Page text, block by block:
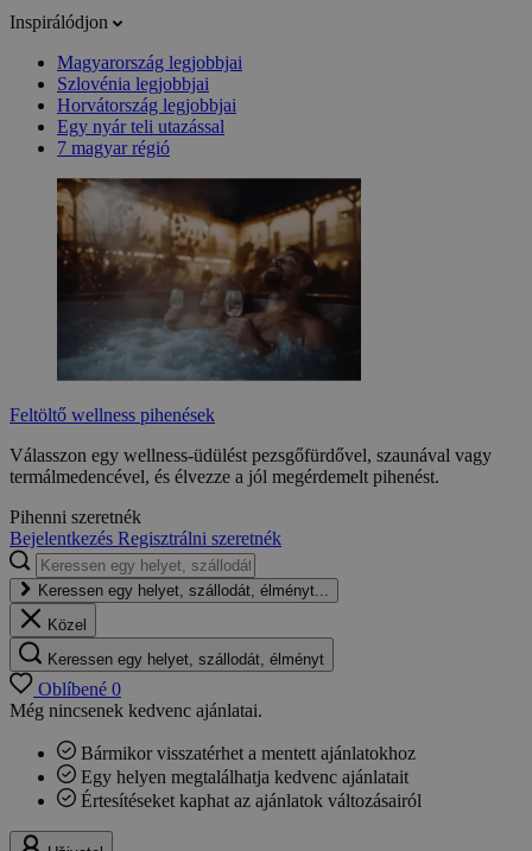
Inspirálódjon
Magyarország legjobbjai
Szlovénia legjobbjai
Horvátország legjobbjai
Egy nyár teli utazással
7 magyar régió
Feltöltő wellness pihenések
Válasszon egy wellness-üdülést pezsgőfürdővel, szaunával vagy
termálmedencével, és élvezze a jól megérdemelt pihenést.
Pihenni szeretnék
Bejelentkezés Regisztrálni szeretnék
Keressen egy helyet, szállodát, élményt...
Közel
Keressen egy helyet, szállodát, élményt
Oblíbené 0
Még nincsenek kedvenc ajánlatai.
Bármikor visszatérhet a mentett ajánlatokhoz
Egy helyen megtalálhatja kedvenc ajánlatait
Értesítéseket kaphat az ajánlatok változásairól